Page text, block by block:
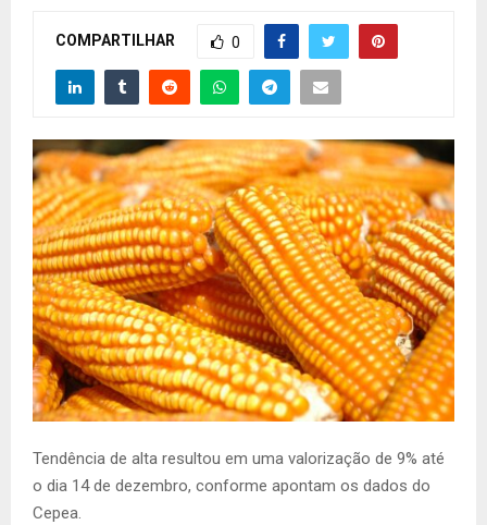
COMPARTILHAR 0
Tendência de alta resultou em uma valorização de 9% até
o dia 14 de dezembro, conforme apontam os dados do
Cepea.